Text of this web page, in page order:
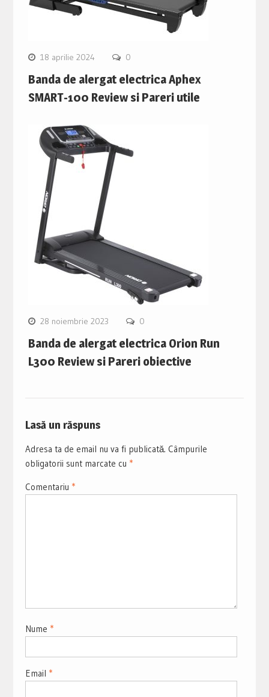
18 aprilie 2024 0
Banda de alergat electrica Aphex
SMART-100 Review si Pareri utile
28 noiembrie 2023 0
Banda de alergat electrica Orion Run
L300 Review si Pareri obiective
Lasă un răspuns
Adresa ta de email nu va fi publicată. Câmpurile
obligatorii sunt marcate cu *
Comentariu *
Nume *
Email *